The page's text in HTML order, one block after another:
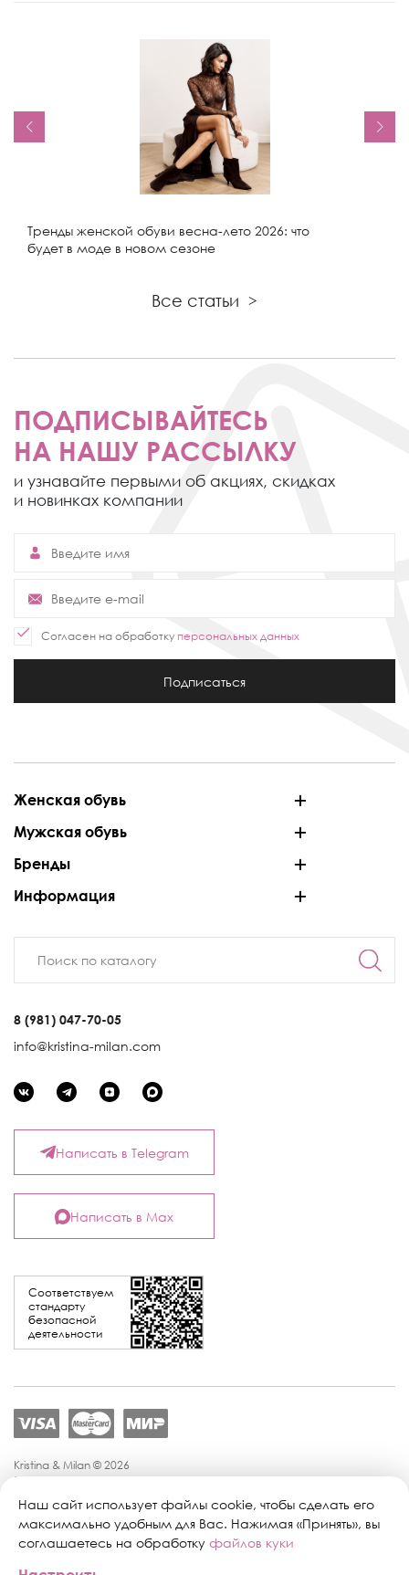
Тренды женской обуви весна-лето 2026: что
будет в моде в новом сезоне
Все статьи >
ПОДПИСЫВАЙТЕСЬ
НА НАШУ РАССЫЛКУ
и узнавайте первыми об акциях, скидках
и новинках компании
Согласен на обработку персональных данных
Подписаться
Женская обувь
Мужская обувь
Бренды
Информация
8 (981) 047-70-05
info@kristina-milan.com
Соответствуем
стандарту
безопасной
деятельности
Написать в Telegram
Написать в Max
Kristina & Milan © 2026
Политика конфиденциальности
Политика обработки персональных данных
Публичная оферта
Персональные настройки файлов cookie
Наш сайт использует файлы cookie, чтобы сделать его
максимально удобным для Вас. Нажимая «Принять», вы
соглашаетесь на обработку файлов куки